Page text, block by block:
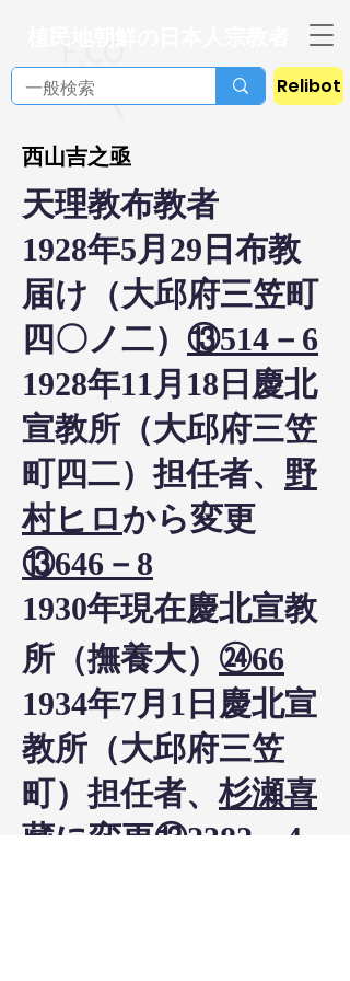
Relibot
西山吉之亟
天理教布教者
1928年5月29日布教
届け（大邱府三笠町
四〇ノ二） ⑬514－6
1928年11月18日慶北
宣教所（大邱府三笠
町四二）担任者、 野
村ヒロから変更
⑬646－8
1930年現在慶北宣教
所（撫養大） ㉔66
1934年7月1日慶北宣
教所（大邱府三笠
町）担任者、杉瀬喜
藏に変更⑬2382－4